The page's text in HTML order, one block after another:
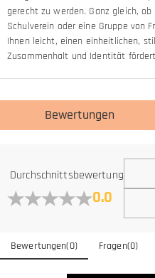
gerecht zu werden. Ganz gleich,
Schulverein oder eine Gruppe von
Ihnen leicht, einen einheitlichen,
Zusammenhalt und Identität
Bewertungen
Durchschnittsbewertung
0.0
Bewertungen(0) Fragen(0)
Allgemein
Wo befindet sich Ihr
DWir befinden uns in
Momentan noch nicht, um die
die mit physischen
Gibt es eine